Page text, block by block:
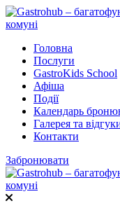
Головна
Послуги
GastroKids School
Афіша
Події
Календарь
Галерея та
Контакти
Забронювати